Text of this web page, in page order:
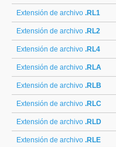
Extensión de archivo .RL1
Extensión de archivo .RL2
Extensión de archivo .RL4
Extensión de archivo .RLA
Extensión de archivo .RLB
Extensión de archivo .RLC
Extensión de archivo .RLD
Extensión de archivo .RLE